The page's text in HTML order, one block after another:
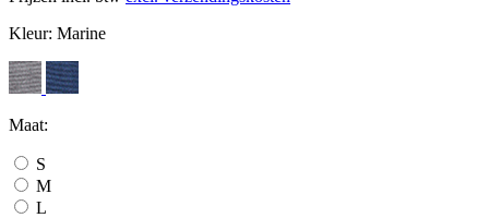
Kleur: Marine
Maat:
S
M
L